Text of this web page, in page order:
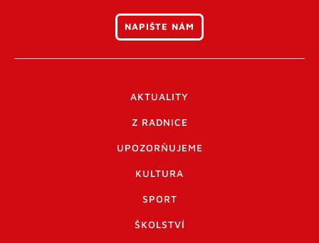
NAPIŠTE NÁM
AKTUALITY
Z RADNICE
UPOZORŇUJEME
KULTURA
SPORT
ŠKOLSTVÍ